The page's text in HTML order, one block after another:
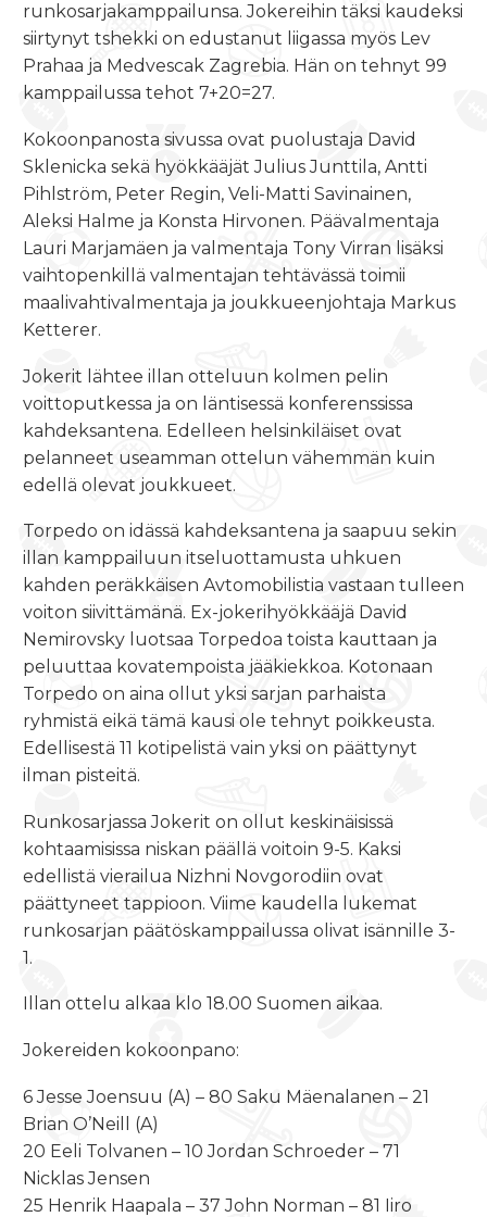
runkosarjakamppailunsa. Jokereihin täksi kaudeksi
siirtynyt tshekki on edustanut liigassa myös Lev
Prahaa ja Medvescak Zagrebia. Hän on tehnyt 99
kamppailussa tehot 7+20=27.
Kokoonpanosta sivussa ovat puolustaja David
Sklenicka sekä hyökkääjät Julius Junttila, Antti
Pihlström, Peter Regin, Veli-Matti Savinainen,
Aleksi Halme ja Konsta Hirvonen. Päävalmentaja
Lauri Marjamäen ja valmentaja Tony Virran lisäksi
vaihtopenkillä valmentajan tehtävässä toimii
maalivahtivalmentaja ja joukkueenjohtaja Markus
Ketterer.
Jokerit lähtee illan otteluun kolmen pelin
voittoputkessa ja on läntisessä konferenssissa
kahdeksantena. Edelleen helsinkiläiset ovat
pelanneet useamman ottelun vähemmän kuin
edellä olevat joukkueet.
Torpedo on idässä kahdeksantena ja saapuu sekin
illan kamppailuun itseluottamusta uhkuen
kahden peräkkäisen Avtomobilistia vastaan tulleen
voiton siivittämänä. Ex-jokerihyökkääjä David
Nemirovsky luotsaa Torpedoa toista kauttaan ja
peluuttaa kovatempoista jääkiekkoa. Kotonaan
Torpedo on aina ollut yksi sarjan parhaista
ryhmistä eikä tämä kausi ole tehnyt poikkeusta.
Edellisestä 11 kotipelistä vain yksi on päättynyt
ilman pisteitä.
Runkosarjassa Jokerit on ollut keskinäisissä
kohtaamisissa niskan päällä voitoin 9-5. Kaksi
edellistä vierailua Nizhni Novgorodiin ovat
päättyneet tappioon. Viime kaudella lukemat
runkosarjan päätöskamppailussa olivat isännille 3-
1.
Illan ottelu alkaa klo 18.00 Suomen aikaa.
Jokereiden kokoonpano:
6 Jesse Joensuu (A) – 80 Saku Mäenalanen – 21
Brian O’Neill (A)
20 Eeli Tolvanen – 10 Jordan Schroeder – 71
Nicklas Jensen
25 Henrik Haapala – 37 John Norman – 81 Iiro